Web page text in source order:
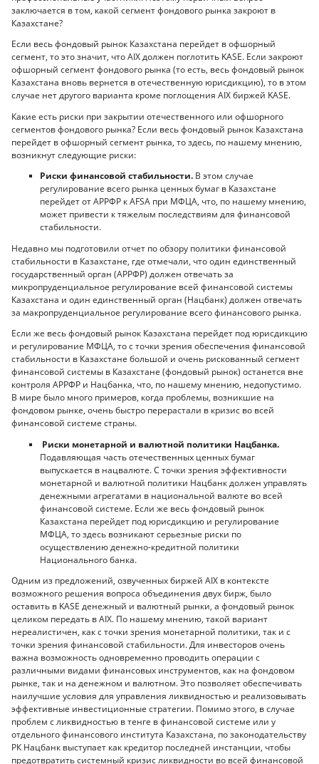
заключается в том, какой сегмент фондового рынка закроют в
Казахстане?
Если весь фондовый рынок Казахстана перейдет в офшорный
сегмент, то это значит, что AIX должен поглотить KASE. Если закроют
офшорный сегмент фондового рынка (то есть, весь фондовый рынок
Казахстана вновь вернется в отечественную юрисдикцию), то в этом
случае нет другого варианта кроме поглощения AIX биржей KASE.
Какие есть риски при закрытии отечественного или офшорного
сегментов фондового рынка? Если весь фондовый рынок Казахстана
перейдет в офшорный сегмент рынка, то здесь, по нашему мнению,
возникнут следующие риски:
Риски финансовой стабильности. В этом случае
регулирование всего рынка ценных бумаг в Казахстане
перейдет от АРРФР к AFSA при МФЦА, что, по нашему мнению,
может привести к тяжелым последствиям для финансовой
стабильности.
Недавно мы подготовили отчет по обзору политики финансовой
стабильности в Казахстане, где отмечали, что один единственный
государственный орган (АРРФР) должен отвечать за
микропруденциальное регулирование всей финансовой системы
Казахстана и один единственный орган (Нацбанк) должен отвечать
за макропруденциальное регулирование всего финансового рынка.
Если же весь фондовый рынок Казахстана перейдет под юрисдикцию
и регулирование МФЦА, то с точки зрения обеспечения финансовой
стабильности в Казахстане большой и очень рискованный сегмент
финансовой системы в Казахстане (фондовый рынок) останется вне
контроля АРРФР и Нацбанка, что, по нашему мнению, недопустимо.
В мире было много примеров, когда проблемы, возникшие на
фондовом рынке, очень быстро перерастали в кризис во всей
финансовой системе страны.
Риски монетарной и валютной политики Нацбанка.
Подавляющая часть отечественных ценных бумаг
выпускается в нацвалюте. С точки зрения эффективности
монетарной и валютной политики Нацбанк должен управлять
денежными агрегатами в национальной валюте во всей
финансовой системе. Если же весь фондовый рынок
Казахстана перейдет под юрисдикцию и регулирование
МФЦА, то здесь возникают серьезные риски по
осуществлению денежно-кредитной политики
Национального банка.
Одним из предложений, озвученных биржей AIX в контексте
возможного решения вопроса объединения двух бирж, было
оставить в KASE денежный и валютный рынки, а фондовый рынок
целиком передать в AIX. По нашему мнению, такой вариант
нереалистичен, как с точки зрения монетарной политики, так и с
точки зрения финансовой стабильности. Для инвесторов очень
важна возможность одновременно проводить операции с
различными видами финансовых инструментов, как на фондовом
рынке, так и на денежном и валютном. Это позволяет обеспечивать
наилучшие условия для управления ликвидностью и реализовывать
эффективные инвестиционные стратегии. Помимо этого, в случае
проблем с ликвидностью в тенге в финансовой системе или у
отдельного финансового института Казахстана, по законодательству
РК Нацбанк выступает как кредитор последней инстанции, чтобы
предотвратить системный кризис ликвидности во всей финансовой